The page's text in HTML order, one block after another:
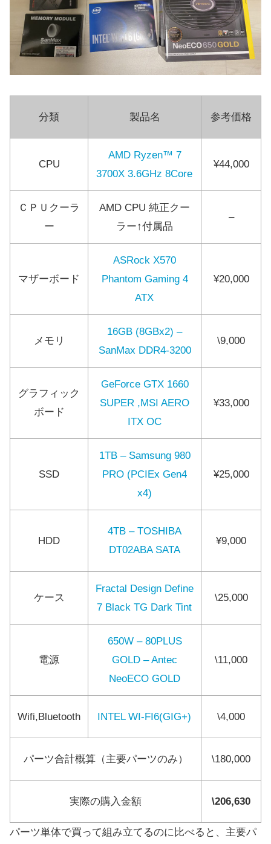
分類 製品名 参考価格
CPU
AMD Ryzen™ 7
3700X 3.6GHz 8Core
¥44,000
ＣＰＵクーラ
ー
AMD CPU 純正クー
ラー↑付属品
–
マザーボード
ASRock X570
Phantom Gaming 4
ATX
¥20,000
メモリ
16GB (8GBx2) –
SanMax DDR4-3200
\9,000
グラフィック
ボード
GeForce GTX 1660
SUPER ,MSI AERO
ITX OC
¥33,000
SSD
1TB – Samsung 980
PRO (PCIEx Gen4
x4)
¥25,000
HDD
4TB – TOSHIBA
DT02ABA SATA
¥9,000
ケース
Fractal Design Define
7 Black TG Dark Tint
\25,000
電源
650W – 80PLUS
GOLD – Antec
NeoECO GOLD
\11,000
Wifi,Bluetooth INTEL WI-FI6(GIG+) \4,000
パーツ合計概算（主要パーツのみ） \180,000
実際の購入金額 \206,630
パーツ単体で買って組み立てるのに比べると、主要パ